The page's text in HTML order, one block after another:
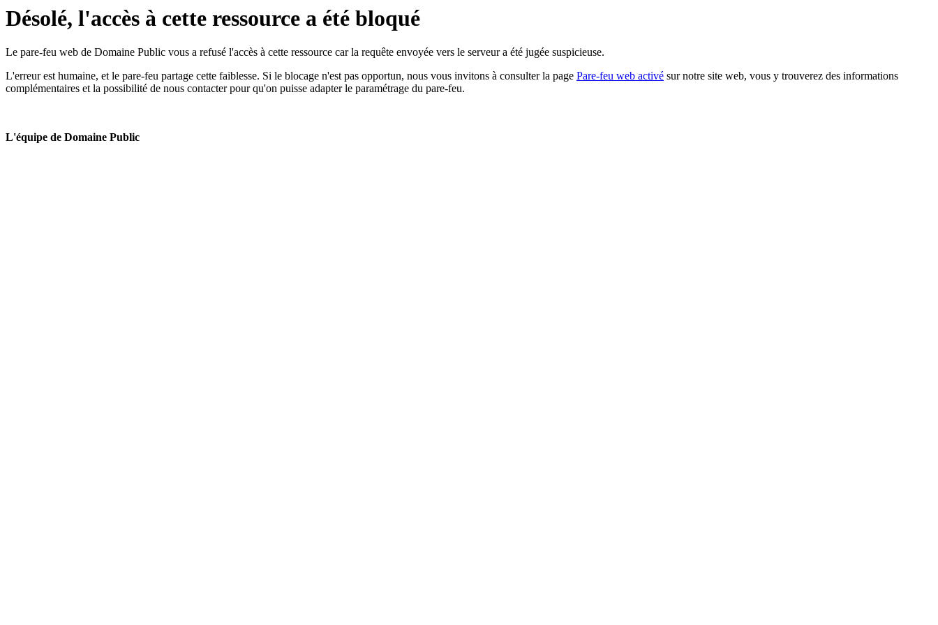
Désolé, l'accès à cette ressource a été bloqué
Le pare-feu web de Domaine Public vous a refusé l'accès à cette ressource car la requête envoyée vers le serveur a été jugée suspicieuse.
L'erreur est humaine, et le pare-feu partage cette faiblesse. Si le blocage n'est pas opportun, nous vous invitons à consulter la page Pare-feu web activé sur notre site web, vous y trouverez des informations
complémentaires et la possibilité de nous contacter pour qu'on puisse adapter le paramétrage du pare-feu.
L'équipe de Domaine Public